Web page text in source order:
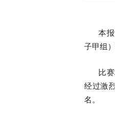
本
子甲组
比
经过激
名。